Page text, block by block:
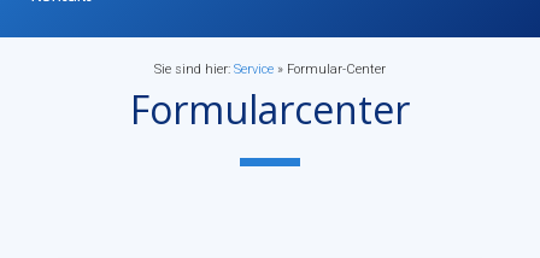
Sie sind hier: Service » Formular-Center
Formularcenter